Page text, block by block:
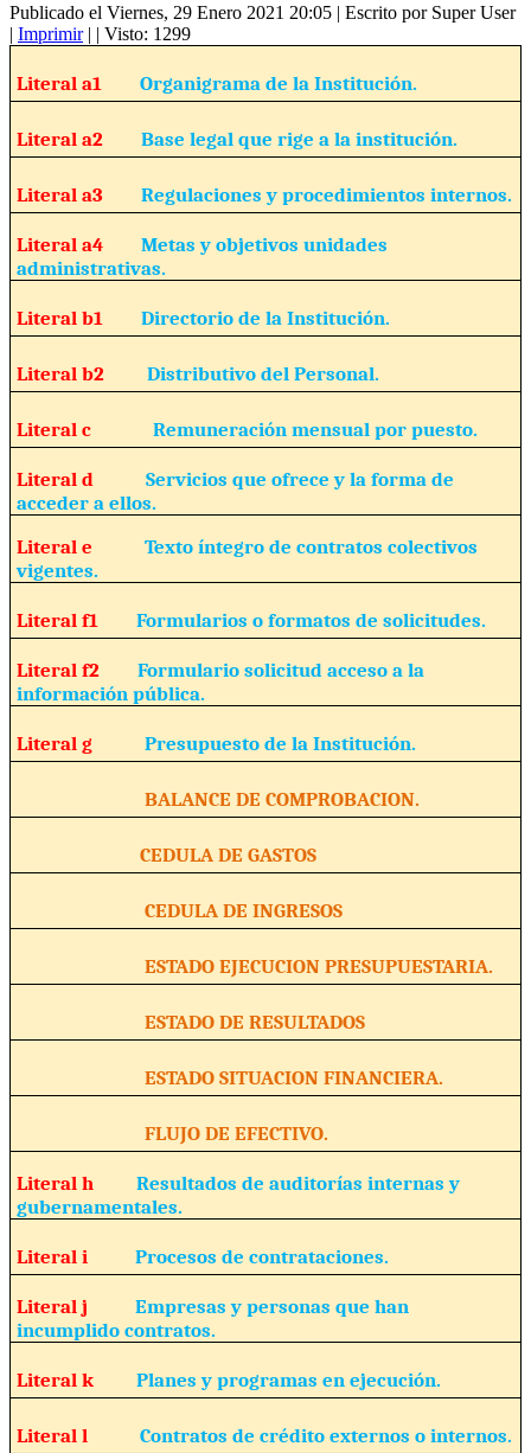
Publicado el Viernes, 29 Enero 2021 20:05 | Escrito por Super User
| Imprimir| | Visto: 1299
Literal a1 Organigrama de la Institución.
Literal a2 Base legal que rige a la institución.
Literal a3 Regulaciones y procedimientos internos.
Literal a4 Metas y objetivos unidades
administrativas.
Literal b1 Directorio de la Institución.
Literal b2 Distributivo del Personal.
Literal c Remuneración mensual por puesto.
Literal d Servicios que ofrece y la forma de
acceder a ellos.
Literal e Texto íntegro de contratos colectivos
vigentes.
Literal f1 Formularios o formatos de solicitudes.
Literal f2 Formulario solicitud acceso a la
información pública.
Literal g Presupuesto de la Institución.
BALANCE DE COMPROBACION.
CEDULA DE GASTOS
CEDULA DE INGRESOS
ESTADO EJECUCION PRESUPUESTARIA.
ESTADO DE RESULTADOS
ESTADO SITUACION FINANCIERA.
FLUJO DE EFECTIVO.
Literal h Resultados de auditorías internas y
gubernamentales.
Literal i Procesos de contrataciones.
Literal j Empresas y personas que han
incumplido contratos.
Literal k Planes y programas en ejecución.
Literal l Contratos de crédito externos o internos.